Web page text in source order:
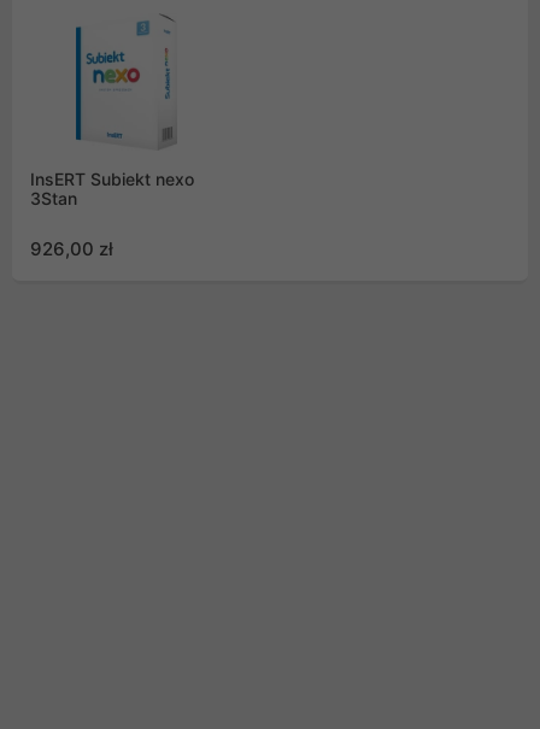
InsERT Subiekt nexo
3Stan
926,00 zł